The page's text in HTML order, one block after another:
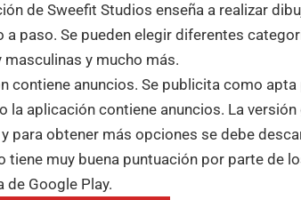
deSweefit Studios enseña a realizar
a paso. Se pueden elegir diferentes
masculinas y mucho más.
contiene anuncios. Se publicita como
la aplicación contiene anuncios. La
para obtener más opciones se debe
tiene muy buena puntuación por parte de
de Google Play.